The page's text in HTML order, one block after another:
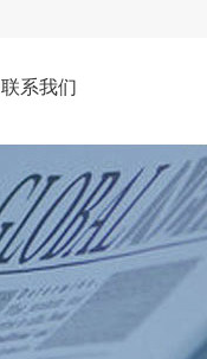
联系我们